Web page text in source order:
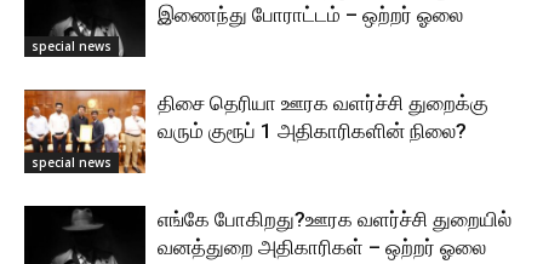
special news
இணைந்து போராட்டம் – ஒற்றர் ஓலை
special news
திசை தெரியா ஊரக வளர்ச்சி துறைக்கு
வரும் குரூப் 1 அதிகாரிகளின் நிலை?
எங்கே போகிறது?ஊரக வளர்ச்சி துறையில்
வனத்துறை அதிகாரிகள் – ஒற்றர் ஓலை